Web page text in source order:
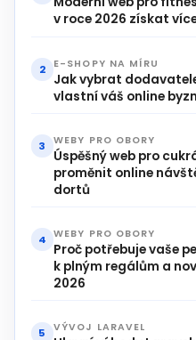
v roce 2026 získat
2 E-SHOPY NA MÍRU
Jak vybrat
vlastní váš online
3 WEBY PRO OBORY
Úspěšný web pro
proměnit online
dortů
4 WEBY PRO OBORY
Proč potřebuje vaše
k plným regálům a
2026
5 VÝVOJ LARAVEL